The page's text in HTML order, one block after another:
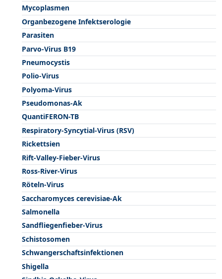
Mycoplasmen
Organbezogene Infektserologie
Parasiten
Parvo-Virus B19
Pneumocystis
Polio-Virus
Polyoma-Virus
Pseudomonas-Ak
QuantiFERON-TB
Respiratory-Syncytial-Virus (RSV)
Rickettsien
Rift-Valley-Fieber-Virus
Ross-River-Virus
Röteln-Virus
Saccharomyces cerevisiae-Ak
Salmonella
Sandfliegenfieber-Virus
Schistosomen
Schwangerschaftsinfektionen
Shigella